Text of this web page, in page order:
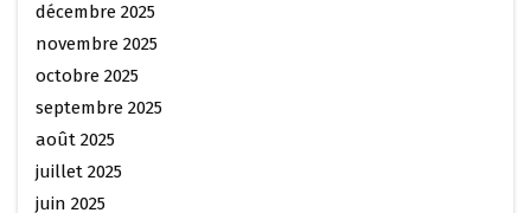
décembre 2025
novembre 2025
octobre 2025
septembre 2025
août 2025
juillet 2025
juin 2025